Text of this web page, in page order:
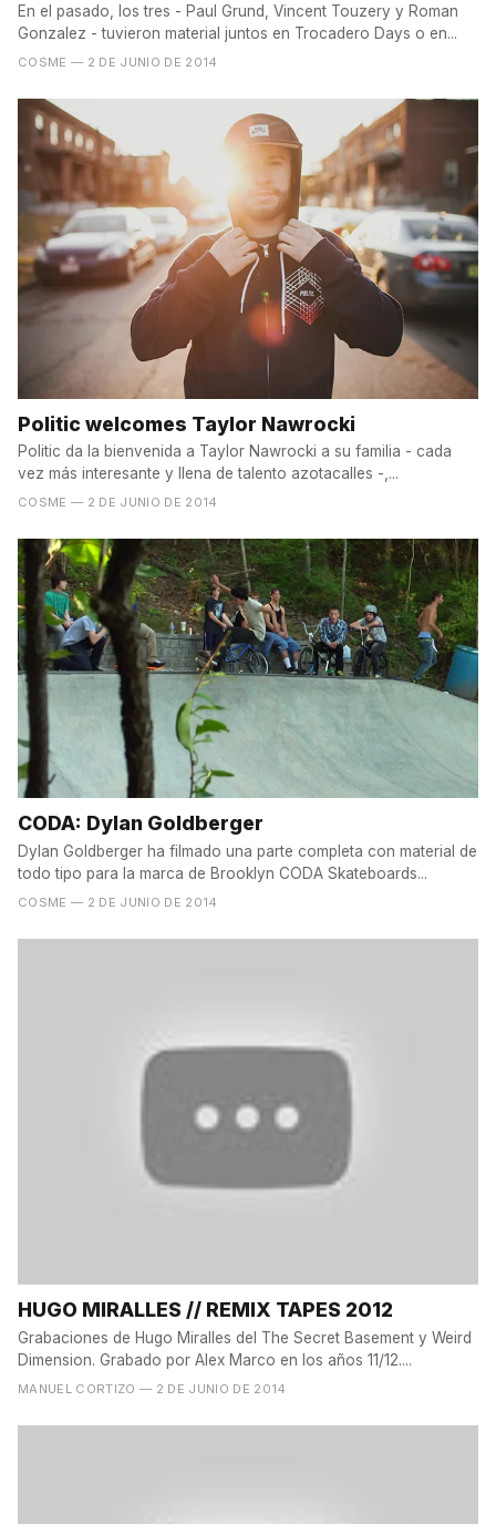
En el pasado, los tres - Paul Grund, Vincent Touzery y Roman
Gonzalez - tuvieron material juntos en Trocadero Days o en...
COSME — 2 DE JUNIO DE 2014
Politic welcomes Taylor Nawrocki
Politic da la bienvenida a Taylor Nawrocki a su familia - cada
vez más interesante y llena de talento azotacalles -,...
COSME — 2 DE JUNIO DE 2014
CODA: Dylan Goldberger
Dylan Goldberger ha filmado una parte completa con material de
todo tipo para la marca de Brooklyn CODA Skateboards...
COSME — 2 DE JUNIO DE 2014
HUGO MIRALLES // REMIX TAPES 2012
Grabaciones de Hugo Miralles del The Secret Basement y Weird
Dimension. Grabado por Alex Marco en los años 11/12....
MANUEL CORTIZO — 2 DE JUNIO DE 2014